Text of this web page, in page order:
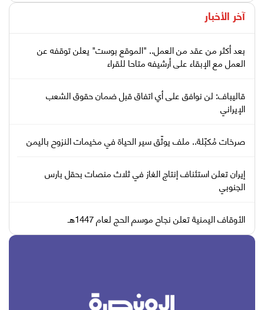
آخر الأخبار
بعد أكثر من عقد من العمل.. "الموقع بوست" يعلن توقفه عن
العمل مع الإبقاء على أرشيفه متاحا للقراء
قاليباف: لن نوافق على أي اتفاق قبل ضمان حقوق الشعب
الإيراني
صرخات مُكبّلة.. ملف يوثّق سير الحياة في مخيمات النزوح باليمن
إيران تعلن استئناف إنتاج الغاز في ثلاث منصات بحقل بارس
الجنوبي
الأوقاف اليمنية تعلن نجاح موسم الحج لعام 1447هـ